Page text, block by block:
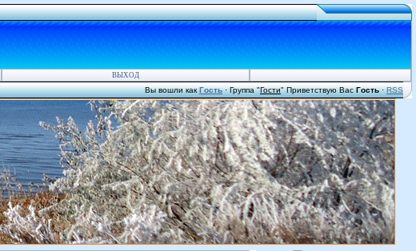
ВЫХОД
Вы вошли как Гость·Группа"Гости"Приветствую ВасГость·RSS